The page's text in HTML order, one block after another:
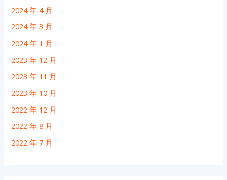
2024 年 4 月
2024 年 3 月
2024 年 1 月
2023 年 12 月
2023 年 11 月
2023 年 10 月
2022 年 12 月
2022 年 8 月
2022 年 7 月